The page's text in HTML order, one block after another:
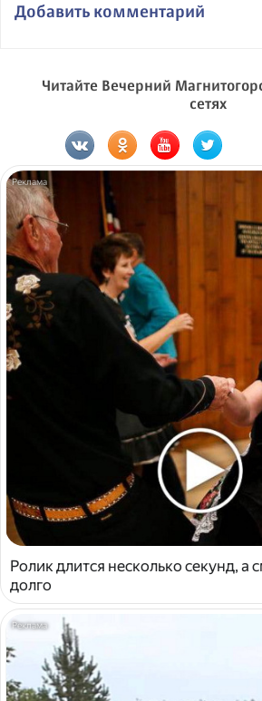
Добавить комментарий
Читайте Вечерний
сетях
Ролик длится несколько секунд, а
долго